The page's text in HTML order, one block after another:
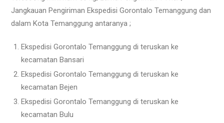
Jangkauan Pengiriman Ekspedisi Gorontalo Temanggung dan
dalam Kota Temanggung antaranya ;
Ekspedisi Gorontalo Temanggung di teruskan ke
kecamatan Bansari
Ekspedisi Gorontalo Temanggung di teruskan ke
kecamatan Bejen
Ekspedisi Gorontalo Temanggung di teruskan ke
kecamatan Bulu